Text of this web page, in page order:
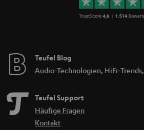
Teufel Blog
Audio-Technologien, HiFi-
Teufel Support
Häufige Fragen
Kontakt